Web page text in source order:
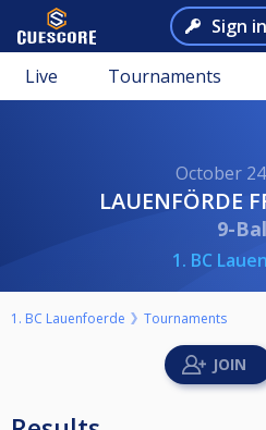
Sign in
Live Tournaments
October
LAUENFÖRDE
9-
1. BC
1. BC Lauenfoerde Tournaments